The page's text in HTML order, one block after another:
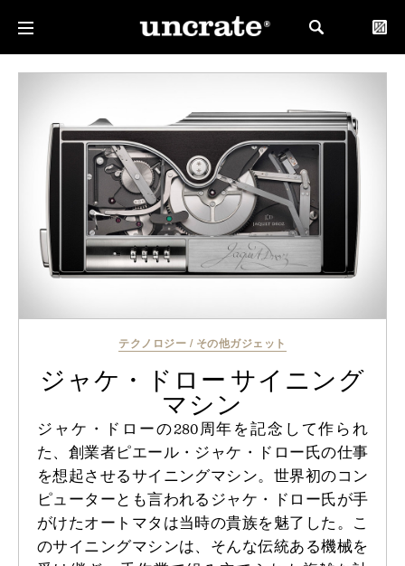
テクノロジー / その他ガジェット
ジャケ・ドロー サイニング
マシン
ジャケ・ドローの280周年を記念して作られ
た、創業者ピエール・ジャケ・ドロー氏の仕事
を想起させるサイニングマシン。世界初のコン
ピューターとも言われるジャケ・ドロー氏が手
がけたオートマタは当時の貴族を魅了した。こ
のサイニングマシンは、そんな伝統ある機械を